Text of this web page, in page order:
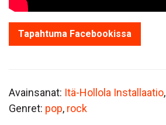
Tapahtuma Facebookissa
Avainsanat: Itä-Hollola Installaatio,
Genret: pop, rock